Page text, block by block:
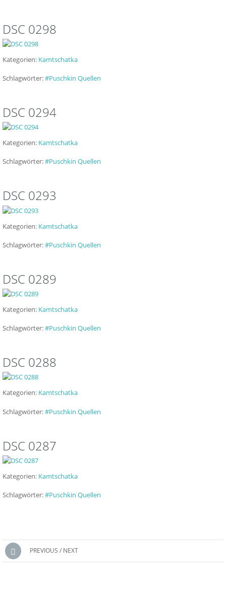
DSC 0298
Kategorien: Kamtschatka
Schlagwörter:#Puschkin Quellen
DSC 0294
Kategorien: Kamtschatka
Schlagwörter:#Puschkin Quellen
DSC 0293
Kategorien: Kamtschatka
Schlagwörter:#Puschkin Quellen
DSC 0289
Kategorien: Kamtschatka
Schlagwörter:#Puschkin Quellen
DSC 0288
Kategorien: Kamtschatka
Schlagwörter:#Puschkin Quellen
DSC 0287
Kategorien: Kamtschatka
Schlagwörter:#Puschkin Quellen
Posts
navigation
PREVIOUS / NEXT